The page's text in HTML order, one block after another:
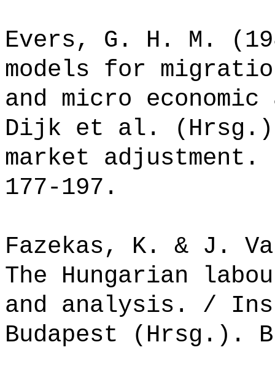
Evers, G. H. M.
models for
and micro
Dijk et al.
market
177-197.
Fazekas, K. & J.
The Hungarian
and analysis. /
Budapest (Hrsg.).